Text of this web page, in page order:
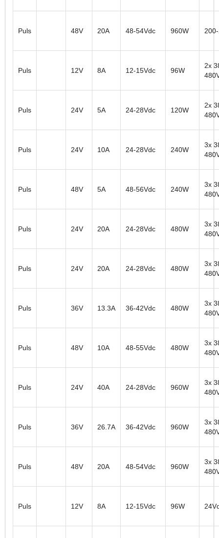
Puls 48V 20A 48-54Vdc 960W
Puls 12V 8A 12-15Vdc 96W
2x
Puls 24V 5A 24-28Vdc 120W
2x
Puls 24V 10A 24-28Vdc 240W
3x
Puls 48V 5A 48-56Vdc 240W
3x
Puls 24V 20A 24-28Vdc 480W
3x
Puls 24V 20A 24-28Vdc 480W
3x
Puls 36V 13.3A 36-42Vdc 480W
3x
Puls 48V 10A 48-55Vdc 480W
3x
Puls 24V 40A 24-28Vdc 960W
3x
Puls 36V 26.7A 36-42Vdc 960W
3x
Puls 48V 20A 48-54Vdc 960W
3x
Puls 12V 8A 12-15Vdc 96W